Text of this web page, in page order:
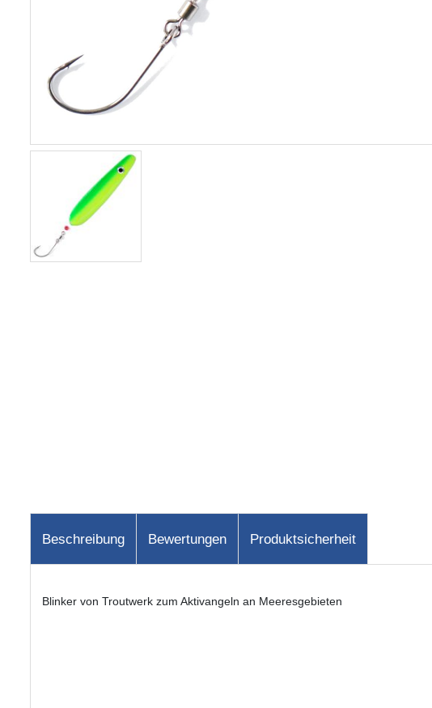
Beschreibung Bewertungen Produktsicherheit
Blinker von Troutwerk zum Aktivangeln an Meeresgebieten